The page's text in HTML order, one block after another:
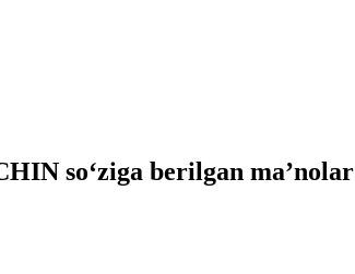
so‘ziga berilgan ma’nolar